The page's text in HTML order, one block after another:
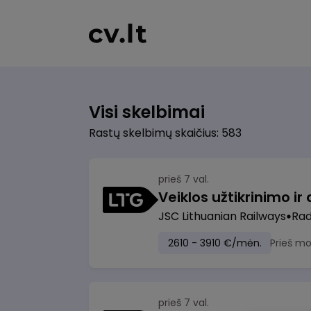
Visi skelbimai
Rastų skelbimų skaičius: 583
prieš 7 val.
JSC Lithuanian Railways
2610 - 3910 €/mėn. Prieš
prieš 7 val.